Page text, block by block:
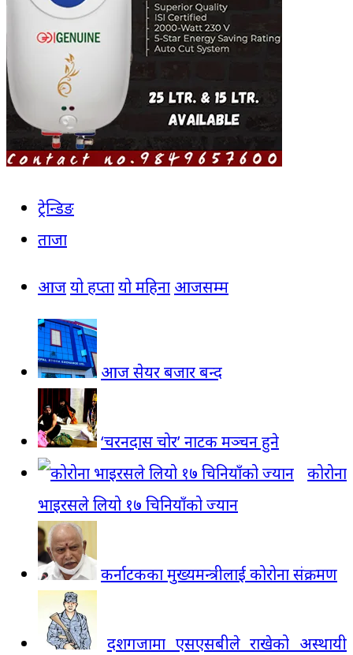
ट्रेन्डिङ
ताजा
आजयो हप्तायो महिना आजसम्म
आज सेयर बजार बन्द
‘चरनदास चोर’ नाटक मञ्चन हुने
कोरोना
भाइरसले लियो १७ चिनियाँको ज्यान
कर्नाटकका मुख्यमन्त्रीलाई कोरोना संक्रमण
दशगजामा एसएसबीले राखेको अस्थायी